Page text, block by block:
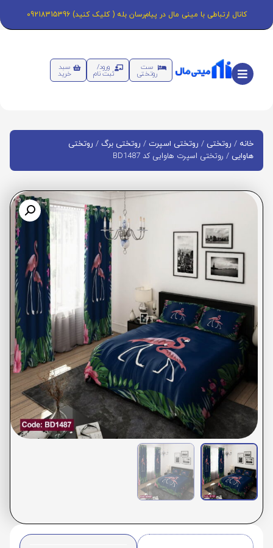
کانال ارتباطی با مینی مال در پیام‌رسان بله ( کلیک کنید) 09218315396
ست
روتختی
ورود/
ثبت نام
سبد
خرید
خانه / روتختی / روتختی اسپرت / روتختی برگ / روتختی
هاوایی / روتختی اسپرت هاوایی کد BD1487